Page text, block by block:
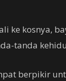
ke kosnya,
tanda
berpikir